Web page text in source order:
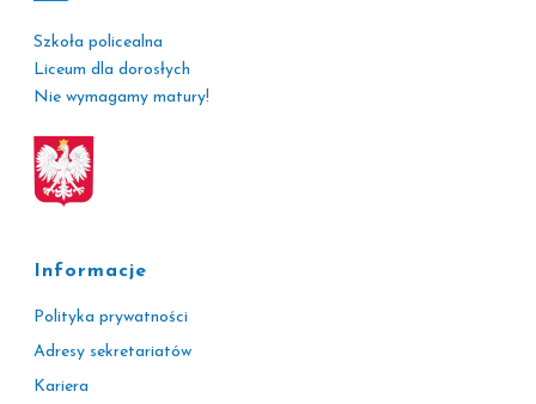
Szkoła policealna
Liceum dla dorosłych
Nie wymagamy matury!
Informacje
Polityka prywatności
Adresy sekretariatów
Kariera